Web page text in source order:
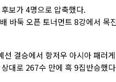
보가 4명으로 압축했다.
바둑 오픈 토너먼트 8강에서 목
결승에서 항저우 아시아 패러
대로 267수 만에 흑 9집반승했